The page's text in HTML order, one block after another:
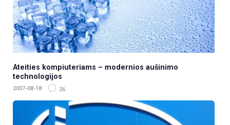
Ateities kompiuteriams – modernios aušinimo
technologijos
2007-08-18 26